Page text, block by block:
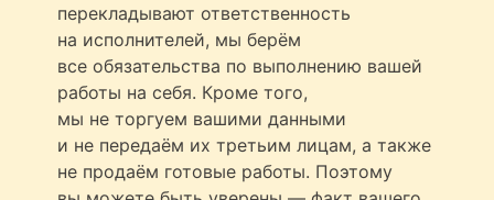
перекладывают ответственность
на исполнителей, мы берём
все обязательства по выполнению вашей
работы на себя. Кроме того,
мы не торгуем вашими данными
и не передаём их третьим лицам, а также
не продаём готовые работы. Поэтому